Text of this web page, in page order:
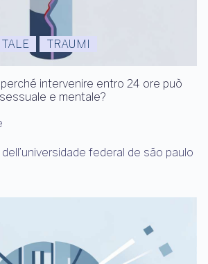
TRAUMI
intervenire entro 24 ore può
e mentale?
federal de são paulo